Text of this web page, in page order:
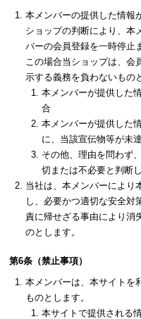
本メンバーの提供した情報
ショップの判断により、本
バーの会員登録を一時停止
この場合当ショップは、会
示する義務を負わないもの
本メンバーが提供した
合
本メンバーが提供した
に、当該宣伝物等が未
その他、理由を問わず
切または不必要と判断
当社は、本メンバーにより
し、必要かつ適切な安全対
責に帰せざる事由により消
のとします。
第6条（禁止事項）
本メンバーは、本サイトを
ものとします。
本サイトで提供される